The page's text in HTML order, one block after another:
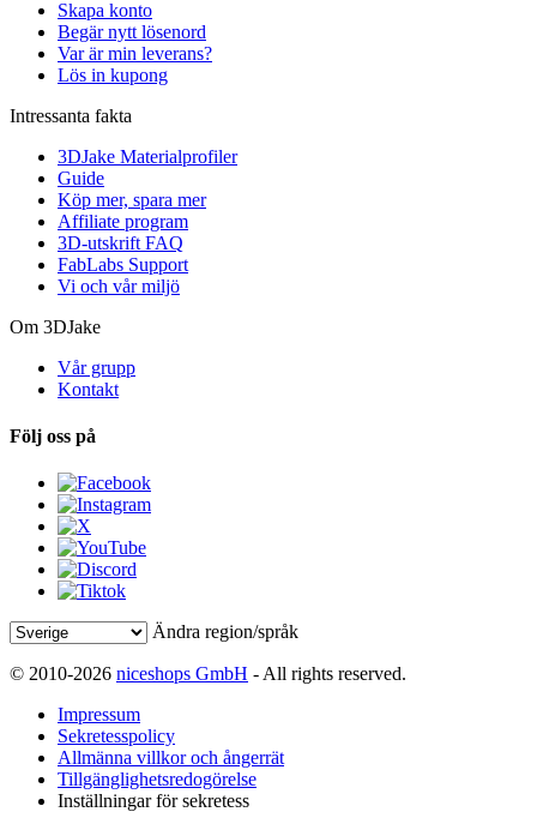
Skapa konto
Begär nytt lösenord
Var är min leverans?
Lös in kupong
Intressanta fakta
3DJake Materialprofiler
Guide
Köp mer, spara mer
Affiliate program
3D-utskrift FAQ
FabLabs Support
Vi och vår miljö
Om 3DJake
Vår grupp
Kontakt
Följ oss på
Ändra region/språk
© 2010-2026 niceshops GmbH - All rights reserved.
Impressum
Sekretesspolicy
Allmänna villkor och ångerrät
Tillgänglighetsredogörelse
Inställningar för sekretess